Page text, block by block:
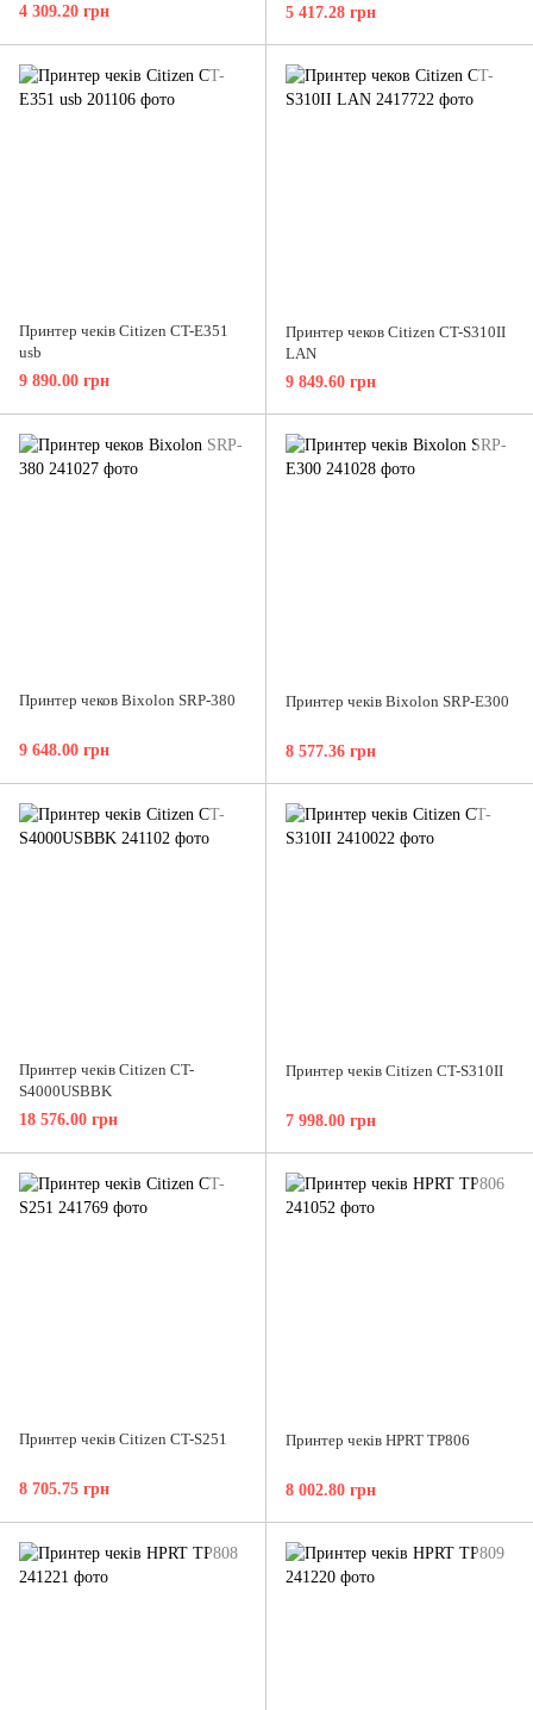
4 309.20 грн
5 417.28 грн
Принтер чеків Citizen CT-E351
usb
9 890.00 грн
Принтер чеков Citizen CT-S310II
LAN
9 849.60 грн
Принтер чеков Bixolon SRP-380
9 648.00 грн
Принтер чеків Bixolon SRP-E300
8 577.36 грн
Принтер чеків Citizen CT-
S4000USBBK
18 576.00 грн
Принтер чеків Citizen CT-S310II
7 998.00 грн
Принтер чеків Citizen CT-S251
8 705.75 грн
Принтер чеків HPRT TP806
8 002.80 грн